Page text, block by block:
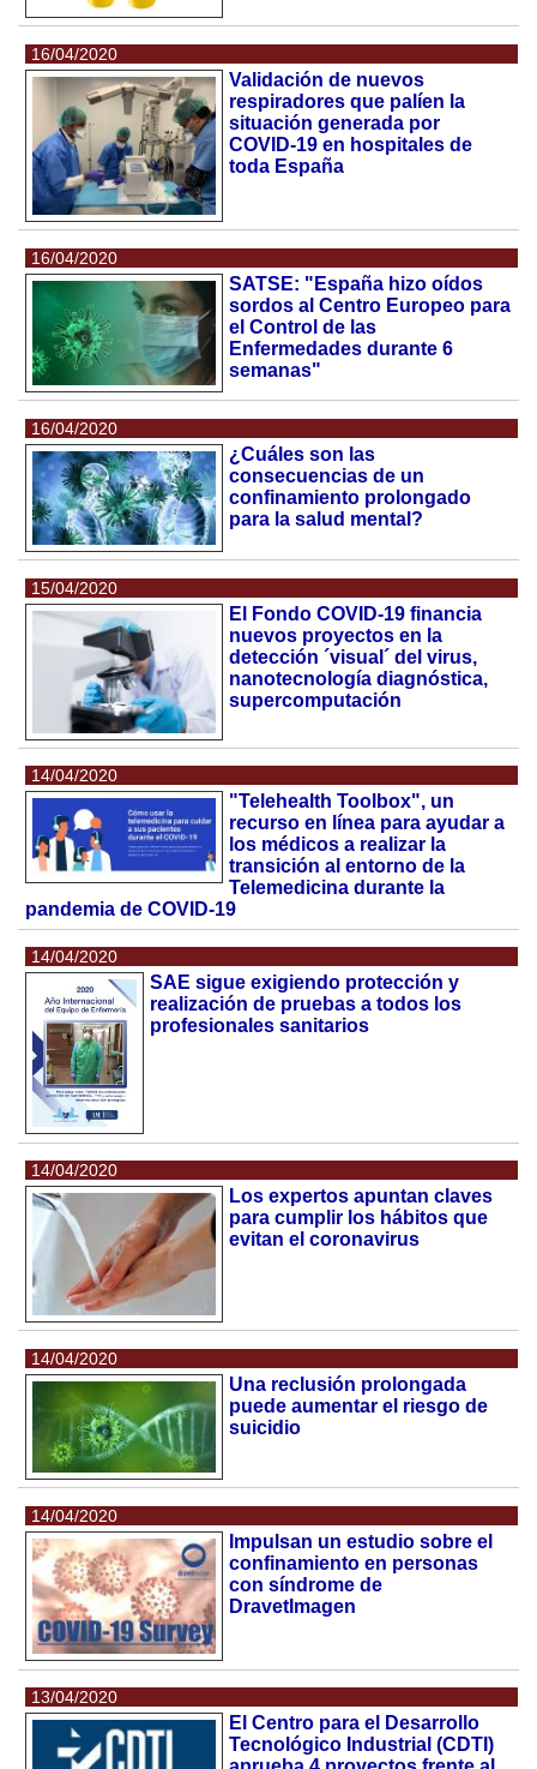
16/04/2020
Validación de nuevos
respiradores que palíen la
situación generada por
COVID-19 en hospitales de
toda España
16/04/2020
SATSE: "España hizo oídos
sordos al Centro Europeo para
el Control de las
Enfermedades durante 6
semanas"
16/04/2020
¿Cuáles son las
consecuencias de un
confinamiento prolongado
para la salud mental?
15/04/2020
El Fondo COVID-19 financia
nuevos proyectos en la
detección ´visual´ del virus,
nanotecnología diagnóstica,
supercomputación
14/04/2020
"Telehealth Toolbox", un
recurso en línea para ayudar a
los médicos a realizar la
transición al entorno de la
Telemedicina durante la
pandemia de COVID-19
14/04/2020
SAE sigue exigiendo protección y
realización de pruebas a todos los
profesionales sanitarios
14/04/2020
Los expertos apuntan claves
para cumplir los hábitos que
evitan el coronavirus
14/04/2020
Una reclusión prolongada
puede aumentar el riesgo de
suicidio
14/04/2020
Impulsan un estudio sobre el
confinamiento en personas
con síndrome de
DravetImagen
13/04/2020
El Centro para el Desarrollo
Tecnológico Industrial (CDTI)